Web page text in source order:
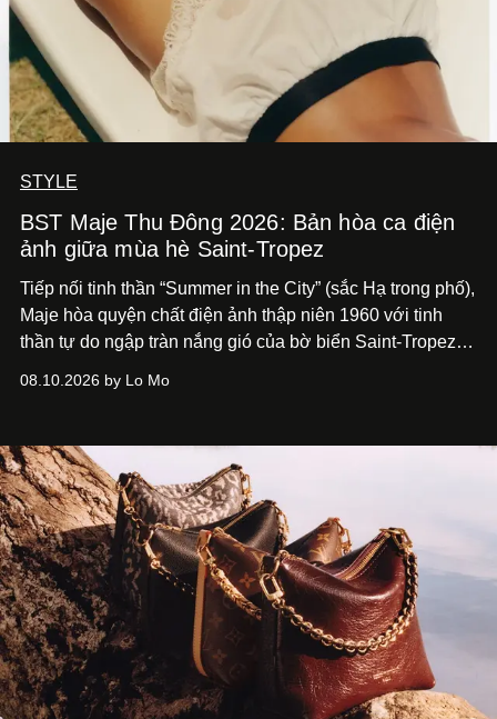
STYLE
BST Maje Thu Đông 2026: Bản hòa ca điện
ảnh giữa mùa hè Saint-Tropez
Tiếp nối tinh thần “Summer in the City” (sắc Hạ trong phố),
Maje hòa quyện chất điện ảnh thập niên 1960 với tinh
thần tự do ngập tràn nắng gió của bờ biển Saint-Tropez,
08.10.2026 by Lo Mo